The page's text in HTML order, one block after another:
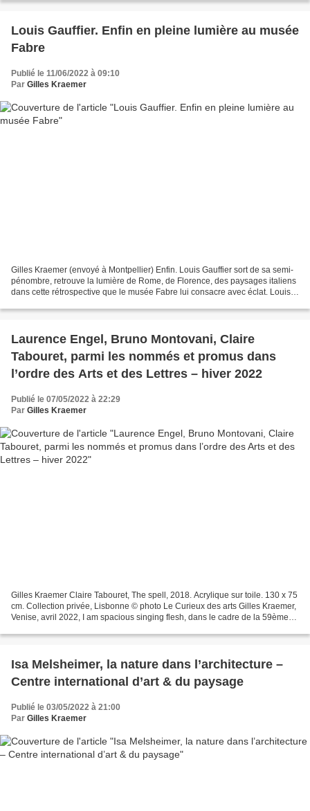
Louis Gauffier. Enfin en pleine lumière au musée
Fabre
Publié le 11/06/2022 à 09:10
Par Gilles Kraemer
Gilles Kraemer (envoyé à Montpellier) Enfin. Louis Gauffier sort de sa semi-
pénombre, retrouve la lumière de Rome, de Florence, des paysages italiens
dans cette rétrospective que le musée Fabre lui consacre avec éclat. Louis
Laurence Engel, Bruno Montovani, Claire
Tabouret, parmi les nommés et promus dans
l’ordre des Arts et des Lettres – hiver 2022
Publié le 07/05/2022 à 22:29
Par Gilles Kraemer
Gilles Kraemer Claire Tabouret, The spell, 2018. Acrylique sur toile. 130 x 75
cm. Collection privée, Lisbonne © photo Le Curieux des arts Gilles Kraemer,
Venise, avril 2022, I am spacious singing flesh, dans le cadre de la 59ème
Isa Melsheimer, la nature dans l’architecture –
Centre international d’art & du paysage
Publié le 03/05/2022 à 21:00
Par Gilles Kraemer